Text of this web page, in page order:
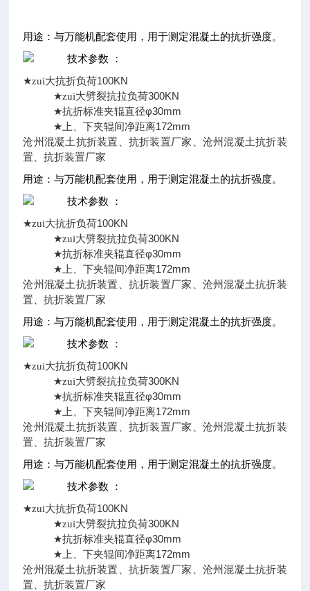
用途：与万能机配套使用，用于测定混凝土的抗折强度。
技术参数 ：
★zui大抗折负荷100KN
★zui大劈裂抗拉负荷300KN
★抗折标准夹辊直径φ30mm
★ 上、下夹辊间净距离172mm
沧州混凝土抗折装置、抗折装置厂家、沧州混凝土抗折装
置、抗折装置厂家
用途：与万能机配套使用，用于测定混凝土的抗折强度。
技术参数 ：
★zui大抗折负荷100KN
★zui大劈裂抗拉负荷300KN
★抗折标准夹辊直径φ30mm
★ 上、下夹辊间净距离172mm
沧州混凝土抗折装置、抗折装置厂家、沧州混凝土抗折装
置、抗折装置厂家
用途：与万能机配套使用，用于测定混凝土的抗折强度。
技术参数 ：
★zui大抗折负荷100KN
★zui大劈裂抗拉负荷300KN
★抗折标准夹辊直径φ30mm
★ 上、下夹辊间净距离172mm
沧州混凝土抗折装置、抗折装置厂家、沧州混凝土抗折装
置、抗折装置厂家
用途：与万能机配套使用，用于测定混凝土的抗折强度。
技术参数 ：
★zui大抗折负荷100KN
★zui大劈裂抗拉负荷300KN
★抗折标准夹辊直径φ30mm
★ 上、下夹辊间净距离172mm
沧州混凝土抗折装置、抗折装置厂家、沧州混凝土抗折装
置、抗折装置厂家